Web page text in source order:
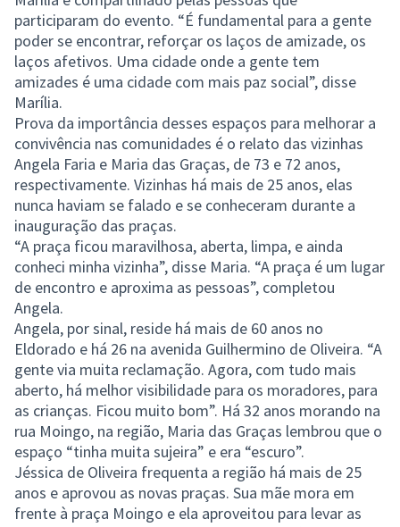
participaram do evento. “É fundamental para a gente
poder se encontrar, reforçar os laços de amizade, os
laços afetivos. Uma cidade onde a gente tem
amizades é uma cidade com mais paz social”, disse
Marília.
Prova da importância desses espaços para melhorar a
convivência nas comunidades é o relato das vizinhas
Angela Faria e Maria das Graças, de 73 e 72 anos,
respectivamente. Vizinhas há mais de 25 anos, elas
nunca haviam se falado e se conheceram durante a
inauguração das praças.
“A praça ficou maravilhosa, aberta, limpa, e ainda
conheci minha vizinha”, disse Maria. “A praça é um lugar
de encontro e aproxima as pessoas”, completou
Angela.
Angela, por sinal, reside há mais de 60 anos no
Eldorado e há 26 na avenida Guilhermino de Oliveira. “A
gente via muita reclamação. Agora, com tudo mais
aberto, há melhor visibilidade para os moradores, para
as crianças. Ficou muito bom”. Há 32 anos morando na
rua Moingo, na região, Maria das Graças lembrou que o
espaço “tinha muita sujeira” e era “escuro”.
Jéssica de Oliveira frequenta a região há mais de 25
anos e aprovou as novas praças. Sua mãe mora em
frente à praça Moingo e ela aproveitou para levar as